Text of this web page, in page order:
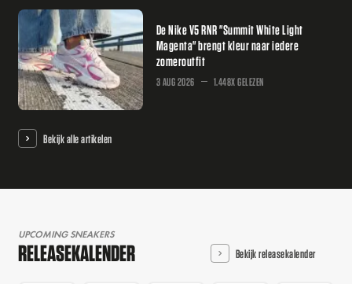
De Nike V5 RNR "Summit White Light
Magenta" brengt kleur naar iedere
zomeroutfit
3 AUG 2026 1.448X GELEZEN
Bekijk alle artikelen
UPCOMING SNEAKERS
RELEASEKALENDER Bekijk releasekalender